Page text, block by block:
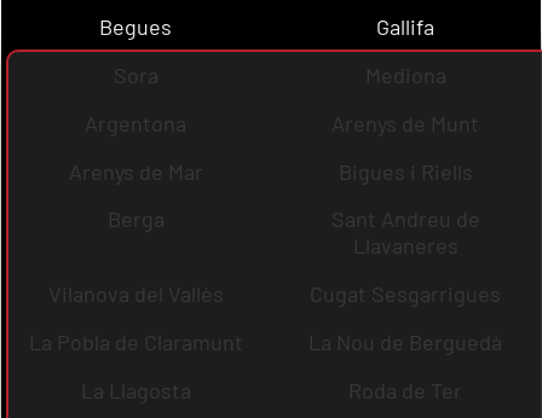
Begues
Gallifa
Sora
Mediona
Argentona
Arenys de Munt
Arenys de Mar
Bigues i Riells
Berga
Sant Andreu de
Llavaneres
Vilanova del Vallès
Cugat Sesgarrigues
La Pobla de Claramunt
La Nou de Berguedà
La Llagosta
Roda de Ter